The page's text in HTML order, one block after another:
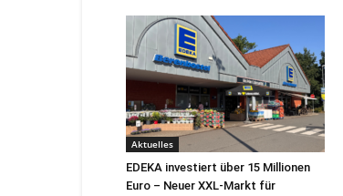
Aktuelles
EDEKA investiert über 15 Millionen
Euro – Neuer XXL-Markt für